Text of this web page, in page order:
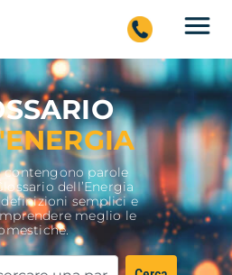
contengono parole
dell’Energia
semplici e
meglio le